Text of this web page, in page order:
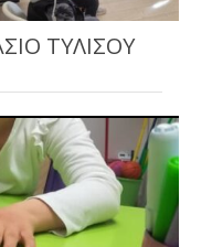
ΤΥΛΙΣΟΥ